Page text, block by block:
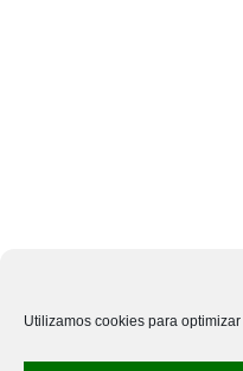
Utilizamos cookies para